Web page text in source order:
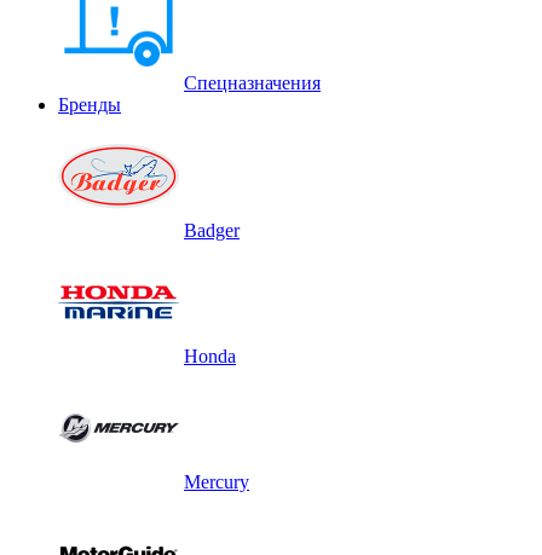
Спецназначения
Бренды
Badger
Honda
Mercury